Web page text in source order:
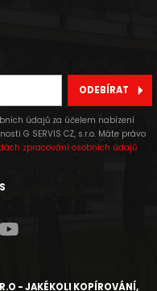
ODEBÍRAT
údajů za účelem nabízení
G SERVIS CZ, s.r.o. Máte právo
zpracování osobních údajů
- JAKÉKOLI KOPÍROVÁNÍ,